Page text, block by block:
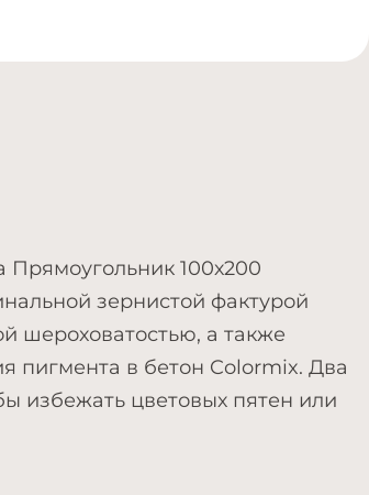
Прямоугольник 100х200
зернистой фактурой
шероховатостью, а также
пигмента в бетон Colormix. Два
избежать цветовых пятен или